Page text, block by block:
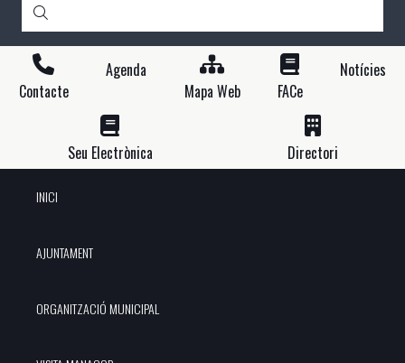
Contacte
Agenda
Mapa Web
FACe
Notícies
Seu Electrònica Directori
INICI
AJUNTAMENT
ORGANITZACIÓ MUNICIPAL